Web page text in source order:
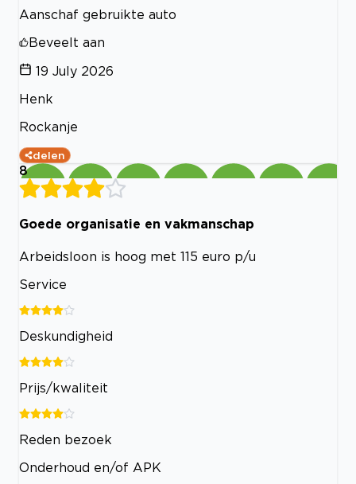
Aanschaf gebruikte auto
Beveelt aan
19 July 2026
Henk
Rockanje
delen
8
Goede organisatie en vakmanschap
Arbeidsloon is hoog met 115 euro p/u
Service
Deskundigheid
Prijs/kwaliteit
Reden bezoek
Onderhoud en/of APK